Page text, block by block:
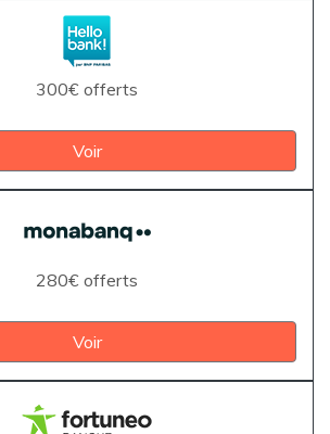
300€ offerts
Voir
280€ offerts
Voir